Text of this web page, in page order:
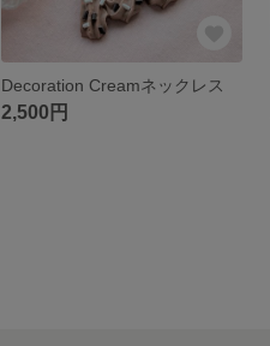
Decoration Creamネックレス
2,500円